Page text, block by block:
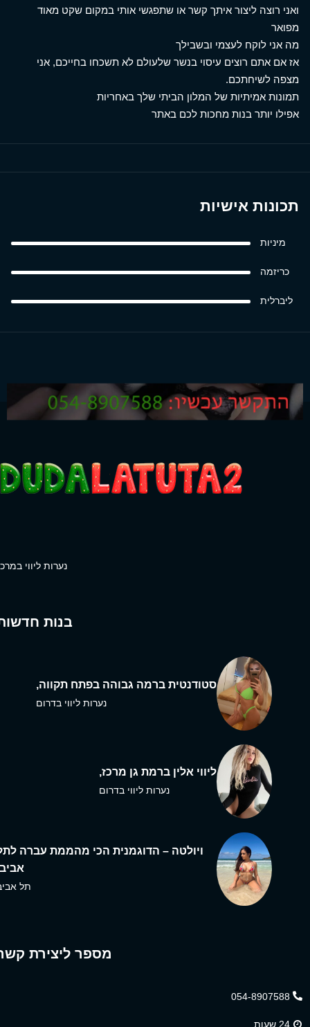
ואני רוצה ליצור איתך קשר או שתפגשי אותי במקום שקט מאוד
מפואר
מה אני לוקח לעצמי ובשבילך
אז אם אתם רוצים עיסוי בנשר שלעולם לא תשכחו בחייכם, אני
מצפה לשיחתכם.
תמונות אמיתיות של המלון הביתי שלך באחריות
אפילו יותר בנות מחכות לכם באתר
תכונות אישיות
מיניות
כריזמה
ליברלית
נערות ליווי
בנות
סטודנטית ברמה גבוהה בפתח תקווה,
נערות ליווי בדרום
ליווי אלין ברמת גן מרכז,
נערות ליווי בדרום
ויולטה – הדוגמנית הכי מהממת עברה
תל
מספר ליצירת
054-8907588
24 שעות